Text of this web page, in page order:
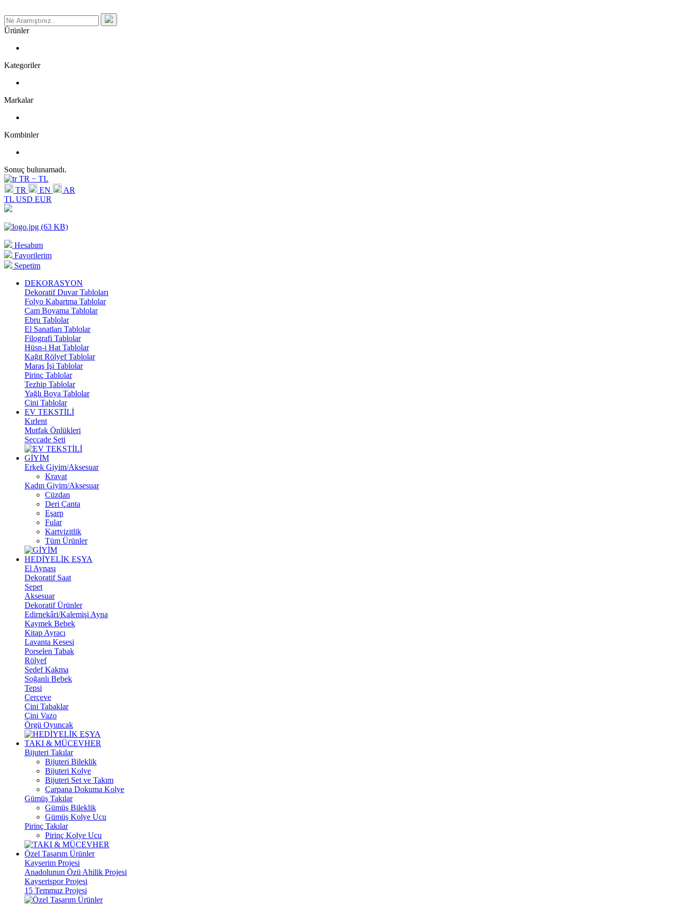
Ürünler
Kategoriler
Markalar
Kombinler
Sonuç bulunamadı.
TR − TL
TR
EN
AR
TL USD EUR
Hesabım
Favorilerim
Sepetim
DEKORASYON
Dekoratif Duvar Tabloları
Folyo Kabartma Tablolar
Cam Boyama Tablolar
Ebru Tablolar
El Sanatları Tablolar
Filografi Tablolar
Hüsn-i Hat Tablolar
Kağıt Rölyef Tablolar
Maraş İşi Tablolar
Pirinç Tablolar
Tezhip Tablolar
Yağlı Boya Tablolar
Çini Tablolar
EV TEKSTİLİ
Kırlent
Mutfak Önlükleri
Seccade Seti
GİYİM
Erkek Giyim/Aksesuar
Kravat
Kadın Giyim/Aksesuar
Cüzdan
Deri Çanta
Eşarp
Fular
Kartvizitlik
Tüm Ürünler
HEDİYELİK EŞYA
El Aynası
Dekoratif Saat
Sepet
Aksesuar
Dekoratif Ürünler
Edirnekâri/Kalemişi Ayna
Kaymek Bebek
Kitap Ayracı
Lavanta Kesesi
Porselen Tabak
Rölyef
Sedef Kakma
Soğanlı Bebek
Tepsi
Çerçeve
Çini Tabaklar
Çini Vazo
Örgü Oyuncak
TAKI & MÜCEVHER
Bijuteri Takılar
Bijuteri Bileklik
Bijuteri Kolye
Bijuteri Set ve Takım
Çarpana Dokuma Kolye
Gümüş Takılar
Gümüş Bileklik
Gümüş Kolye Ucu
Pirinç Takılar
Pirinç Kolye Ucu
Özel Tasarım Ürünler
Kayserim Projesi
Anadolunun Özü Ahilik Projesi
Kayserispor Projesi
15 Temmuz Projesi